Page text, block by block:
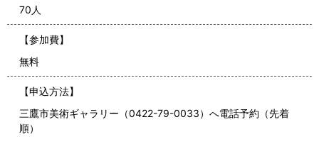
70人
【参加費】
無料
【申込方法】
三鷹市美術ギャラリー（0422-79-0033）へ電話予約（先着
順）